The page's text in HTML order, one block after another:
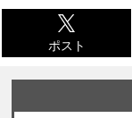
ポスト